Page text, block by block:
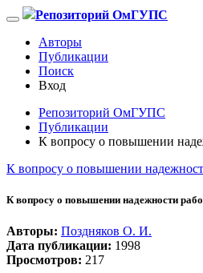
Репозиторий ОмГУПС
Авторы
Публикации
Поиск
Вход
Репозиторий ОмГУПС
Публикации
К вопросу о повышении
К вопросу о повышении
К вопросу о повышении надежности
Авторы: Поздняков О. И.
Дата публикации: 1998
Просмотров: 217